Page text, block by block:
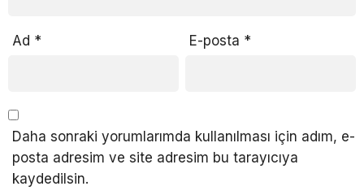
Ad * E-posta *
Daha sonraki yorumlarımda kullanılması için adım, e-
posta adresim ve site adresim bu tarayıcıya
kaydedilsin.